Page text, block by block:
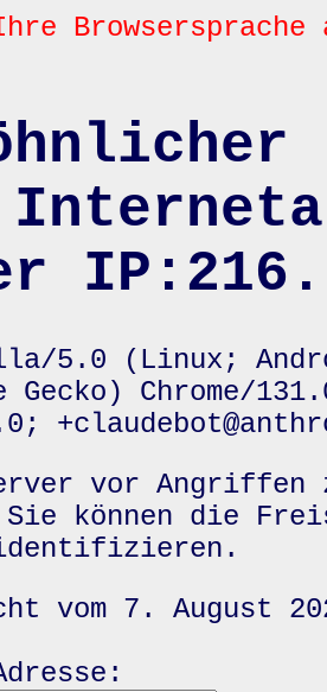
Ihre
5.0 (Linux;
Gecko) Chrome/
vor
können die
identifizieren.
vom 7. August